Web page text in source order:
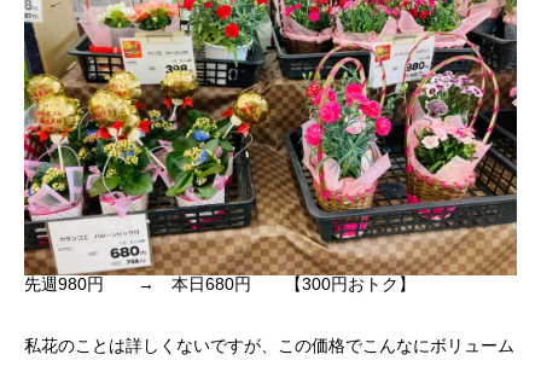
先週980円 → 本日680円 【300円おトク】
私花のことは詳しくないですが、この価格でこんなにボリューム